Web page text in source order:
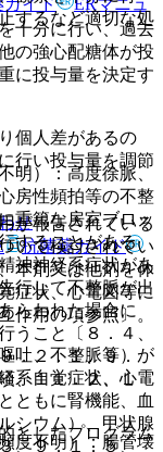
十分に行い、過去
の強心配糖体が投
に投与量を決定す
個人差があるの
行い投与量を調節
が報告されている
いて検討されてい
本剤又は他剤を休
症状、心電図等に
作用の項参照〕。
吐、不整脈等）が
系自覚症状、心電
ともに腎機能、血
シウム）、甲状腺
、９．１．５、
するなど適切な処
明）：高度徐脈、
房性頻拍等の不整
重篤な房室ブロッ
することがある
神神経系症状があ
行して不整脈が出
らわれた場合に
うこと〔８．４、
．２．１、９．
、１１．２、１
度不明）：腸管壊
せ
抗菌薬ガイド
としたプログラム